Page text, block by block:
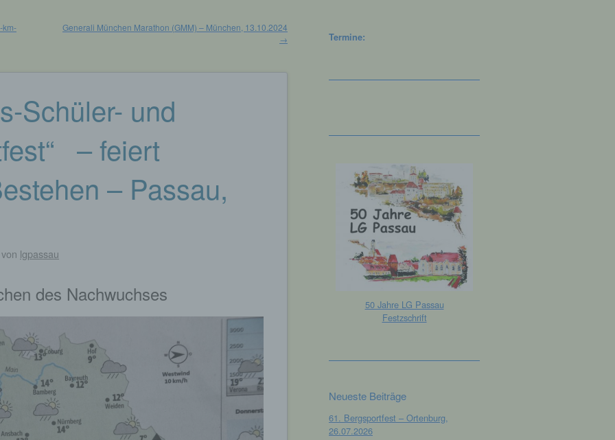
km-
Generali München Marathon (GMM) – München, 13.10.2024
→
Schüler- und
– feiert
– Passau,
von lgpassau
des Nachwuchses
Termine:
50 Jahre LG Passau
Festzschrift
Neueste Beiträge
61. Bergsportfest – Ortenburg,
26.07.2026